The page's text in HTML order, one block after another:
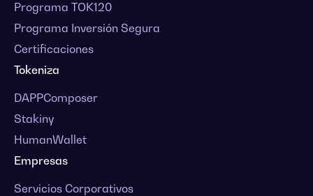
Programa TOK120
Programa Inversión Segura
Certificaciones
Tokeniza
DAPPComposer
Stakiny
HumanWallet
Empresas
Servicios Corporativos